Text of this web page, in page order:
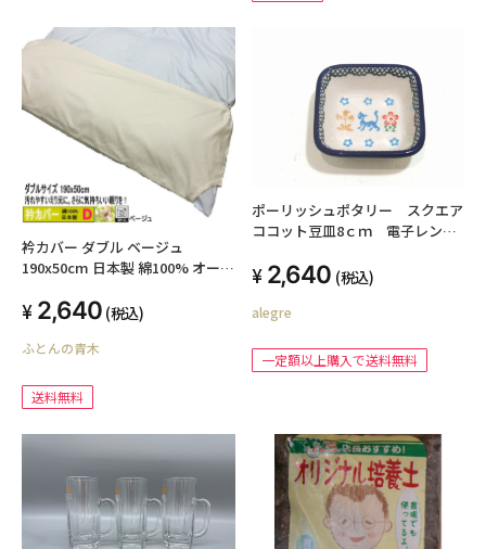
衿カバー ダブル ベージュ
190x50cm 日本製 綿100% オール
高級ブロード 国産生地 洗える ウ
ォッシャブル 襟カバー エリカバ
ー えりカバー ダブルサイズ掛け
イド オリジナル 丁寧な縫製
SWING COLOR ふとんの青木 メ
ール便送料無料
2,640 (税込)
ふとんの青木
送料無料
ポーリッシュポタリー スクエア
ココット豆皿8ｃｍ 電子レンジ/
2,640 (税込)
alegre
一定額以上購入で送料無料